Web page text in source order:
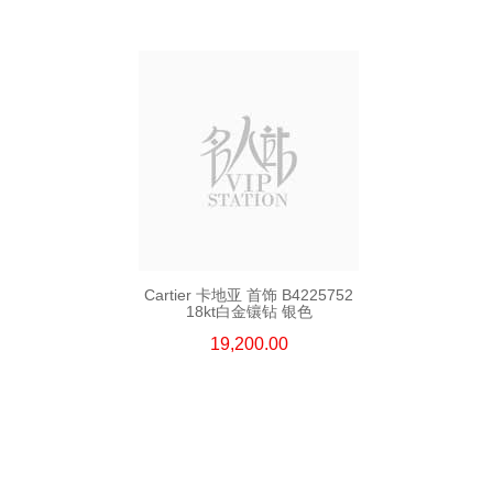
Cartier 卡地亚 首饰 B4225752
18kt白金镶钻 银色
19,200.00